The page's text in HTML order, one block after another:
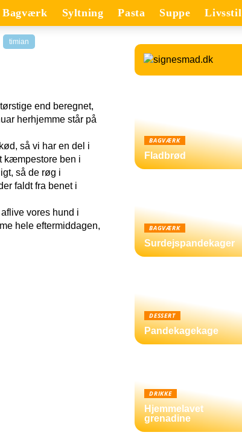
Bagværk Syltning Pasta Suppe Livsstil
timian
end beregnet,
herhjemme står på
så vi har en del i
kæmpestore ben i
så de røg i
faldt fra benet i
vores hund i
hele eftermiddagen,
BAGVÆRK
Fladbrød
BAGVÆRK
Surdejspandekager
DESSERT
Pandekagekage
DRIKKE
Hjemmelavet
grenadine